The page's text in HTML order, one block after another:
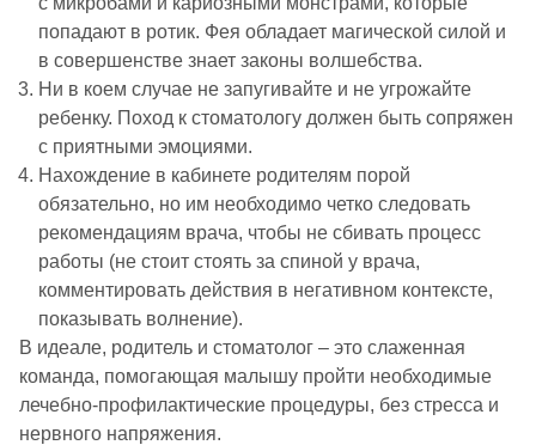
попадают в ротик. Фея обладает магической силой и
в совершенстве знает законы волшебства.
Ни в коем случае не запугивайте и не угрожайте
ребенку. Поход к стоматологу должен быть сопряжен
с приятными эмоциями.
Нахождение в кабинете родителям порой
обязательно, но им необходимо четко следовать
рекомендациям врача, чтобы не сбивать процесс
работы (не стоит стоять за спиной у врача,
комментировать действия в негативном контексте,
показывать волнение).
В идеале, родитель и стоматолог – это слаженная
команда, помогающая малышу пройти необходимые
лечебно-профилактические процедуры, без стресса и
нервного напряжения.